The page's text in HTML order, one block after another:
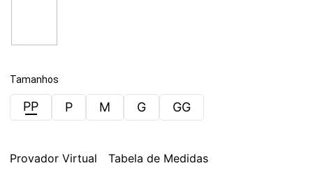
Tamanhos
PP P M G GG
Provador Virtual Tabela de Medidas